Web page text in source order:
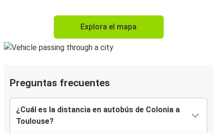
Explora el mapa
Preguntas frecuentes
¿Cuál es la distancia en autobús de Colonia a
Toulouse?